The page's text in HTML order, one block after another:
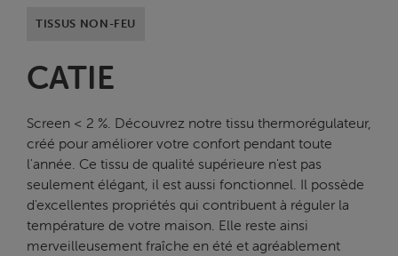
TISSUS NON-FEU
CATIE
Screen < 2 %. Découvrez notre tissu thermorégulateur,
créé pour améliorer votre confort pendant toute
l'année. Ce tissu de qualité supérieure n'est pas
seulement élégant, il est aussi fonctionnel. Il possède
d'excellentes propriétés qui contribuent à réguler la
température de votre maison. Elle reste ainsi
merveilleusement fraîche en été et agréablement